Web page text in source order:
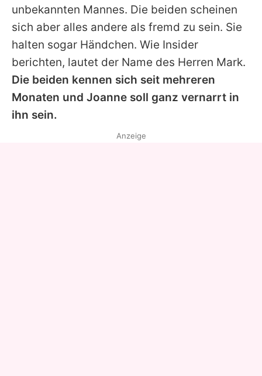
unbekannten Mannes. Die beiden scheinen
sich aber alles andere als fremd zu sein. Sie
halten sogar Händchen. Wie Insider
berichten, lautet der Name des Herren Mark.
Die beiden kennen sich seit mehreren
Monaten und Joanne soll ganz vernarrt in
ihn sein.
Anzeige